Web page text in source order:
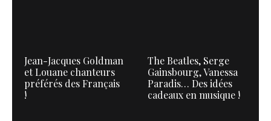
Jean-Jacques Goldman
et Louane chanteurs
préférés des Français
!
The Beatles, Serge
Gainsbourg, Vanessa
Paradis… Des idées
cadeaux en musique !